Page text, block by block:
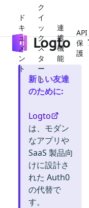
ド
キ
ュ
メ
ン
ト
ク
イ
ッ
ク
ス
タ
ー
ト
連
携
機
能
API
保
護
新しい友達
のために:
Logto
は、モダン
なアプリや
SaaS 製品向
けに設計さ
れた Auth0
の代替で
す。